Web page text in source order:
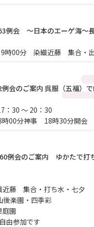
例会 ～日本のエーゲ海～
9時00分 染織近藤 集合・
会のご案内 呉服（五福）
：30 ～ 20：30
00分神事 18時30分開会
例会のご案内 ゆかたで打
集合・打ち水・七夕
楽園・四季彩
園
由参加です